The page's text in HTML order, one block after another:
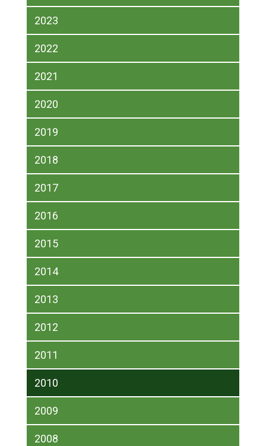
2023
2022
2021
2020
2019
2018
2017
2016
2015
2014
2013
2012
2011
2010
2009
2008